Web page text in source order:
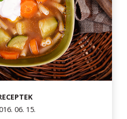
06. 15.